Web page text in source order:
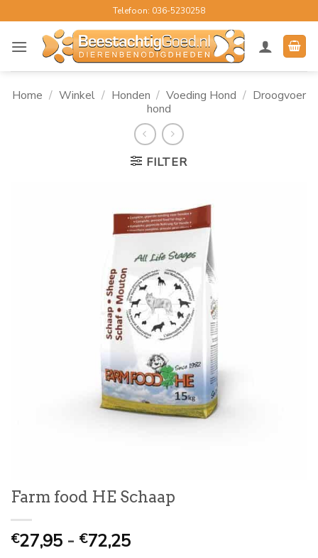
naar
inhoud
Telefoon: 036-5230258
Home / Winkel / Honden / Voeding Hond / Droogvoer
hond
FILTER
Farm food HE Schaap
€27,95 - €72,25Prijsklasse: